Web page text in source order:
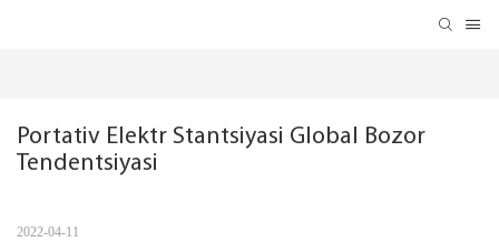
Portativ Elektr Stantsiyasi Global Bozor
Tendentsiyasi
2022-04-11